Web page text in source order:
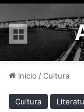
Menú
Inicio /Cultura
Cultura